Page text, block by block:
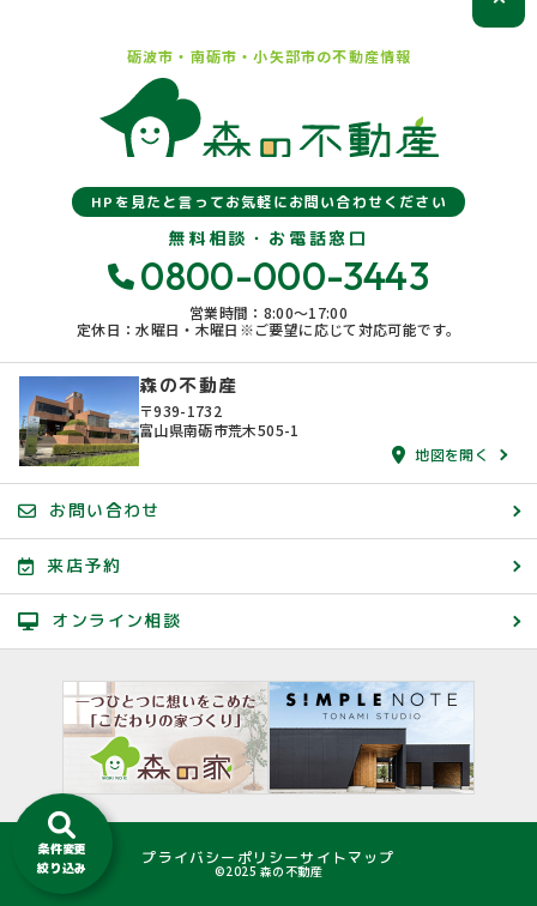
条件変更
絞り込み
砺波市・南砺市・小矢部市の不動産情報
HPを見たと言ってお気軽にお問い合わせください
無料相談・お電話窓口
0800-000-3443
営業時間：8:00〜17:00
定休日：水曜日・木曜日※ご要望に応じて対応可能です。
森の不動産
〒939-1732
富山県南砺市荒木505-1
地図を開く
お問い合わせ
来店予約
オンライン相談
プライバシーポリシーサイトマップ
©2025 森の不動産